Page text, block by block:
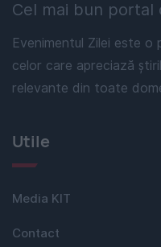
Cel mai bun portal
Evenimentul Zilei este o
celor care apreciază
relevante din toate
Utile
Media KIT
Contact